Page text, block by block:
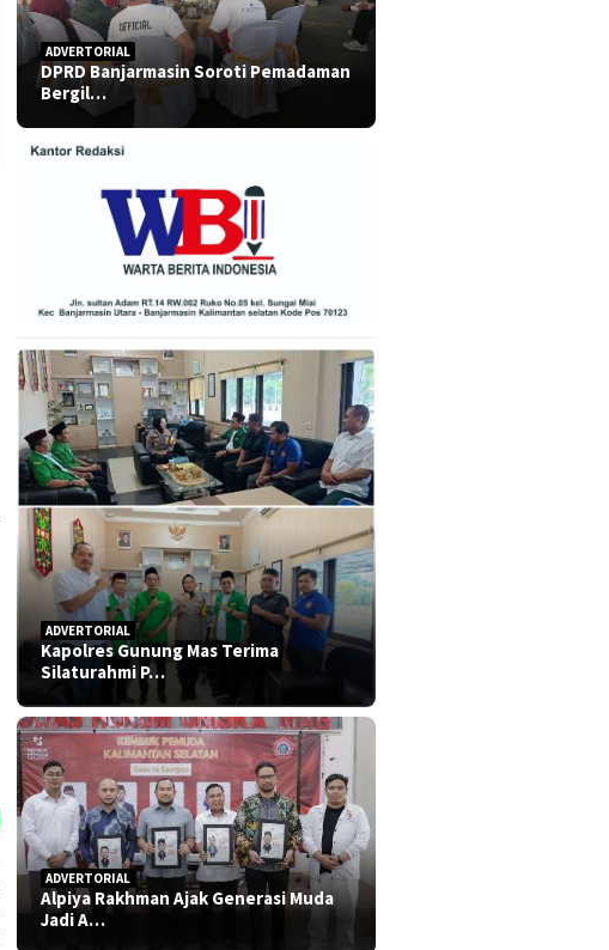
ADVERTORIAL
DPRD Banjarmasin Soroti Pemadaman
Bergil…
ADVERTORIAL
Kapolres Gunung Mas Terima
Silaturahmi P…
ADVERTORIAL
Alpiya Rakhman Ajak Generasi Muda
Jadi A…